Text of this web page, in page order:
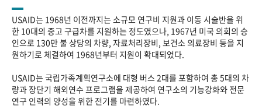
USAID는 1968년 이전까지는 소규모 연구비 지원과 이동 시술반을 위
한 10대의 중고 구급차를 지원하는 정도였으나, 1967년 미국 의회의 승
인으로 130만 불 상당의 차량, 자료처리장비, 보건소 의료장비 등을 지
원하기로 체결하여 1968년부터 지원이 확대되었다.
USAID는 국립가족계획연구소에 대형 버스 2대를 포함하여 총 5대의 차
량과 장단기 해외연수 프로그램을 제공하여 연구소의 기능강화와 전문
연구 인력의 양성을 위한 전기를 마련하였다.